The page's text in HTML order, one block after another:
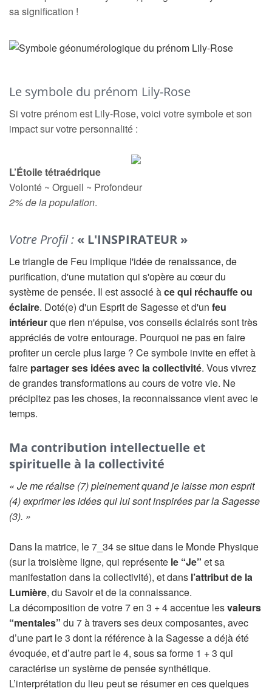
sa signification !
Le symbole du prénom Lily-Rose
Si votre prénom est Lily-Rose, voici votre symbole et son
impact sur votre personnalité :
L’Étoile tétraédrique
Volonté ~ Orgueil ~ Profondeur
2% de la population.
Votre Profil : « L'INSPIRATEUR »
Le triangle de Feu implique l'idée de renaissance, de
purification, d'une mutation qui s'opère au cœur du
système de pensée. Il est associé àce qui réchauffe ou
éclaire. Doté(e) d'un Esprit de Sagesse et d'un feu
intérieurque rien n'épuise, vos conseils éclairés sont très
appréciés de votre entourage. Pourquoi ne pas en faire
profiter un cercle plus large ? Ce symbole invite en effet à
faire partager ses idées avec la collectivité. Vous vivrez
de grandes transformations au cours de votre vie. Ne
précipitez pas les choses, la reconnaissance vient avec le
temps.
Ma contribution intellectuelle et
spirituelle à la collectivité
« Je me réalise (7) pleinement quand je laisse mon esprit
(4) exprimer les idées qui lui sont inspirées par la Sagesse
(3). »
Dans la matrice, le 7_34 se situe dans le Monde Physique
(sur la troisième ligne, qui représente le “Je” et sa
manifestation dans la collectivité), et dans l’attribut de la
Lumière, du Savoir et de la connaissance.
La décomposition de votre 7 en 3 + 4 accentue lesvaleurs
“mentales” du 7 à travers ses deux composantes, avec
d’une part le 3 dont la référence à la Sagesse a déjà été
évoquée, et d’autre part le 4, sous sa forme 1 + 3 qui
caractérise un système de pensée synthétique.
L’interprétation du lieu peut se résumer en ces quelques